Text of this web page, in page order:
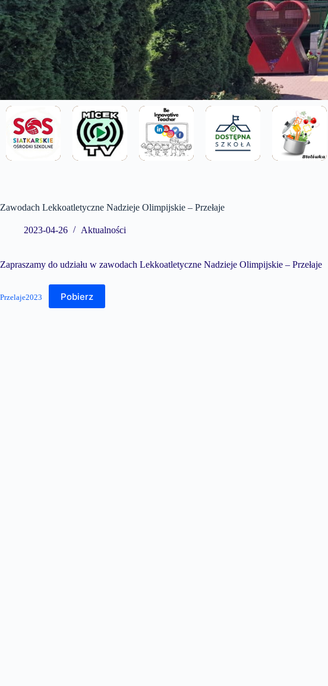
Zawodach Lekkoatletyczne Nadzieje Olimpijskie – Przełaje
2023-04-26 Aktualności
Zapraszamy do udziału w zawodach Lekkoatletyczne Nadzieje Olimpijskie – Przełaje
Przelaje2023 Pobierz